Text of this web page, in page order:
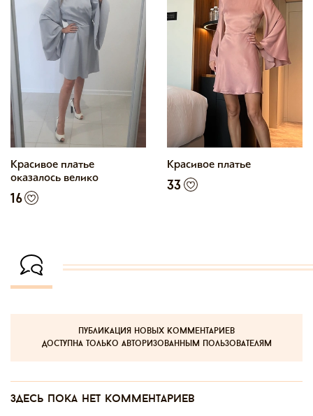
Красивое платье
оказалось велико
16
Красивое платье
33
публикация новых комментариев
доступна только авторизованным пользователям
Здесь пока нет комментариев